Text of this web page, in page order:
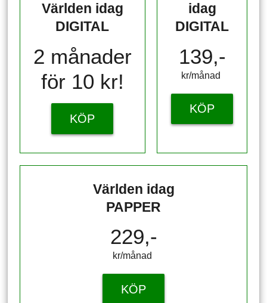
Världen idag
DIGITAL
2 månader
för 10 kr!
KÖP
idag
DIGITAL
139,-
kr/månad ​​​​​​
KÖP
Världen idag
PAPPER
229,-
kr/månad ​​​​​​
KÖP